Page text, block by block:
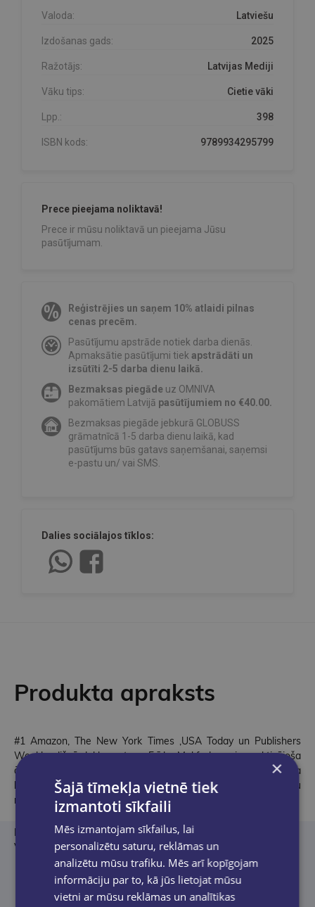
Valoda: Latviešu
Izdošanas gads: 2025
Ražotājs: Latvijas Mediji
Vāku tips: Cietie vāki
Lpp.: 398
ISBN kods: 9789934295799
Prece pieejama noliktavā!
Prece ir mūsu noliktavā un pieejama Jūsu
pasūtījumam.
Reģistrējies un saņem 10% atlaidi pilnas
cenas precēm.
Pasūtījumu apstrāde notiek darba dienās.
Apmaksātie pasūtījumi tiekapstrādāti un
izsūtīti 2-5 darba dienu laikā.
Bezmaksas piegāde uz OMNIVA
pakomātiem Latvijā pasūtījumiem no €40.00.
Bezmaksas piegāde jebkurā GLOBUSS
grāmatnīcā 1-5 darba dienu laikā, kad
pasūtījums būs gatavs saņemšanai, saņemsi
e-pastu un/ vai SMS.
Dalies sociālajos tīklos:
Produkta apraksts
#1 Amazon, The New York Times ,USA Today un Publishers
Weekly dižpārdokļu autore Frīda Makfadena ir praktizējoša
ārste, kas specializējusies smadzeņu traumu ārstēšanā. Frīda
kopā ar ģimeni un melnu kaķi dzīvo gadsimtiem vecā trīsstāvu
mājā ar skatu uz okeānu.
No angļu valodas tulkojusi Juta Valdmane
Vāku adaptējis Indulis Martinsons
×
Šajā tīmekļa vietnē tiek
izmantoti sīkfaili
Mēs izmantojam sīkfailus, lai
personalizētu saturu, reklāmas un
analizētu mūsu trafiku. Mēs arī kopīgojam
informāciju par to, kā jūs lietojat mūsu
vietni ar mūsu reklāmas un analītikas